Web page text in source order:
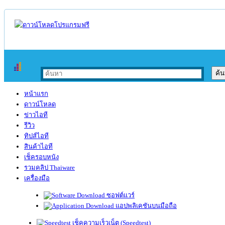
หน้าแรก
ดาวน์โหลด
ข่าวไอที
รีวิว
ทิปส์ไอที
สินค้าไอที
เช็ครอบหนัง
รวมคลิป Thaiware
เครื่องมือ
ซอฟต์แวร์
แอปพลิเคชันบนมือถือ
เช็คความเร็วเน็ต (Speedtest)